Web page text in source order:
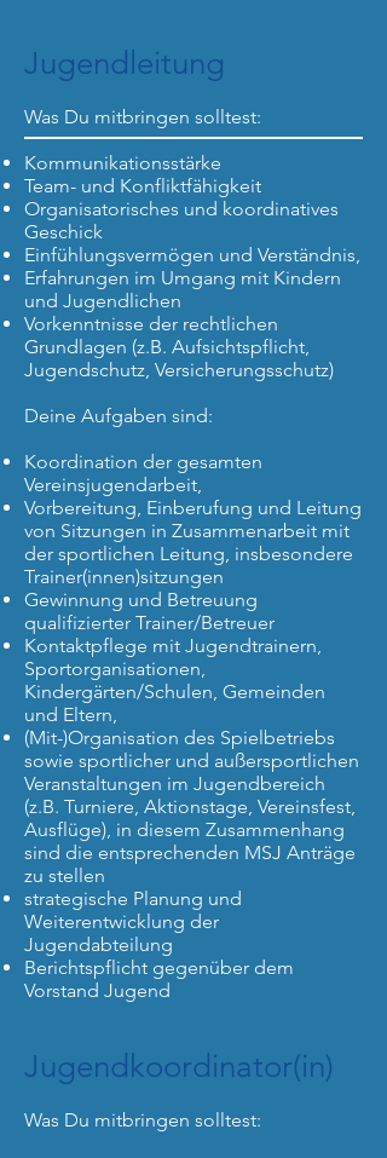
Jugendleitung
Was Du mitbringen solltest:
Kommunikationsstärke
Team- und Konfliktfähigkeit
Organisatorisches und koordinatives
Geschick
Einfühlungsvermögen und Verständnis,
Erfahrungen im Umgang mit Kindern
und Jugendlichen
Vorkenntnisse der rechtlichen
Grundlagen (z.B. Aufsichtspflicht,
Jugendschutz, Versicherungsschutz)
Deine Aufgaben sind:
Koordination der gesamten
Vereinsjugendarbeit,
Vorbereitung, Einberufung und Leitung
von Sitzungen in Zusammenarbeit mit
der sportlichen Leitung, insbesondere
Trainer(innen)sitzungen
Gewinnung und Betreuung
qualifizierter Trainer/Betreuer
Kontaktpflege mit Jugendtrainern,
Sportorganisationen,
Kindergärten/Schulen, Gemeinden
und Eltern,
(Mit-)Organisation des Spielbetriebs
sowie sportlicher und außersportlichen
Veranstaltungen im Jugendbereich
(z.B. Turniere, Aktionstage, Vereinsfest,
Ausflüge), in diesem Zusammenhang
sind die entsprechenden MSJ Anträge
zu stellen
strategische Planung und
Weiterentwicklung der
Jugendabteilung
Berichtspflicht gegenüber dem
Vorstand Jugend
Jugendkoordinator(in)
Was Du mitbringen solltest: